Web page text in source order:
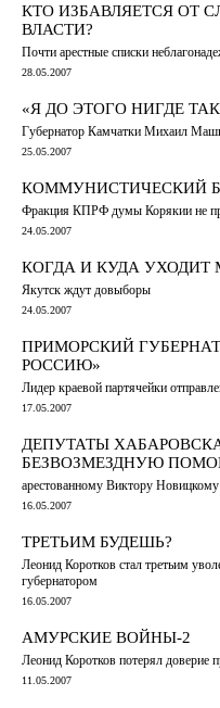
КТО ИЗБАВЛЯЕТСЯ ОТ
ВЛАСТИ?
Почти арестные списки
28.05.2007
«Я ДО ЭТОГО НИГДЕ
Губернатор Камчатки Михаил
25.05.2007
КОММУНИСТИЧЕСКИЙ
Фракция КПРФ думы Корякии не
24.05.2007
КОГДА И КУДА УХОДИТ
Якутск ждут довыборы
24.05.2007
ПРИМОРСКИЙ
РОССИЮ»
Лидер краевой партячейки
17.05.2007
ДЕПУТАТЫ
БЕЗВОЗМЕЗДНУЮ
арестованному Виктору Новицкому
16.05.2007
ТРЕТЬИМ БУДЕШЬ?
Леонид Коротков стал третьим
губернатором
16.05.2007
АМУРСКИЕ ВОЙНЫ-2
Леонид Коротков потерял доверие
11.05.2007